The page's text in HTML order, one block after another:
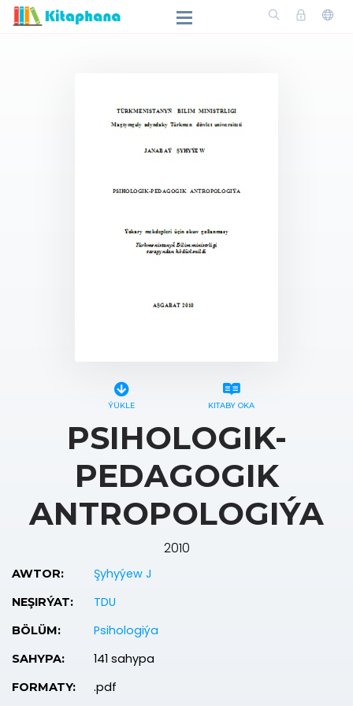
ÝÜKLE KITABY OKA
PSIHOLOGIK-
PEDAGOGIK
ANTROPOLOGIÝA
2010
AWTOR: Şyhyýew J
NEŞIRÝAT: TDU
BÖLÜM: Psihologiýa
SAHYPA: 141 sahypa
FORMATY: .pdf